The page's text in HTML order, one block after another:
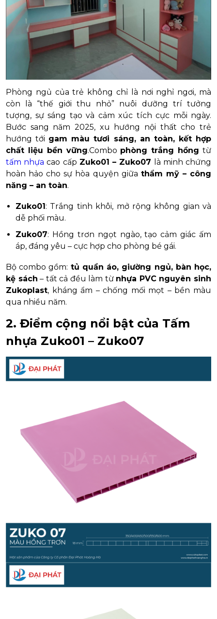
Phòng ngủ của trẻ không chỉ là nơi nghỉ ngơi, mà
còn là “thế giới thu nhỏ” nuôi dưỡng trí tưởng
tượng, sự sáng tạo và cảm xúc tích cực mỗi ngày.
Bước sang năm 2025, xu hướng nội thất cho trẻ
hướng tới gam màu tươi sáng, an toàn, kết hợp
chất liệu bền vững.Combo phòng trắng hồng từ
tấm nhựa cao cấp Zuko01 – Zuko07 là minh chứng
hoàn hảo cho sự hòa quyện giữa thẩm mỹ – công
năng – an toàn.
Zuko01: Trắng tinh khôi, mở rộng không gian và
dễ phối màu.
Zuko07: Hồng trơn ngọt ngào, tạo cảm giác ấm
áp, đáng yêu – cực hợp cho phòng bé gái.
Bộ combo gồm: tủ quần áo, giường ngủ, bàn học,
kệ sách – tất cả đều làm từ nhựa PVC nguyên sinh
Zukoplast, kháng ẩm – chống mối mọt – bền màu
qua nhiều năm.
2. Điểm cộng nổi bật của Tấm
nhựa Zuko01 – Zuko07